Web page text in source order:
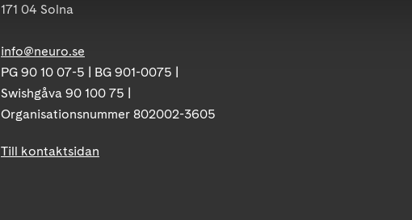
171 04 Solna
info@neuro.se
PG 90 10 07-5 | BG 901-0075 |
Swishgåva 90 100 75 |
Organisationsnummer 802002-3605
Till kontaktsidan